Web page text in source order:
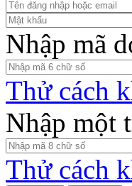
Nhập mã
Thử cách
Nhập một
Thử cách